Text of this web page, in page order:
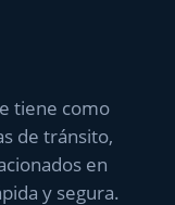
tiene como
de tránsito,
en
y segura.